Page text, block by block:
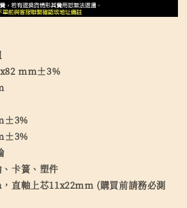
mm±3%
卡簧、塑件
直軸上芯11x22mm (購買前請務必測